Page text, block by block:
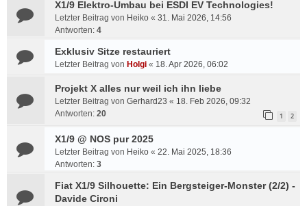
X1/9 Elektro-Umbau bei ESDI EV Technologies!
Letzter Beitrag von Heiko « 31. Mai 2026, 14:56
Antworten: 4
Exklusiv Sitze restauriert
Letzter Beitrag von Holgi « 18. Apr 2026, 06:02
Projekt X alles nur weil ich ihn liebe
Letzter Beitrag von Gerhard23 « 18. Feb 2026, 09:32
Antworten: 20 1 2
X1/9 @ NOS pur 2025
Letzter Beitrag von Heiko « 22. Mai 2025, 18:36
Antworten: 3
Fiat X1/9 Silhouette: Ein Bergsteiger-Monster (2/2) -
Davide Cironi